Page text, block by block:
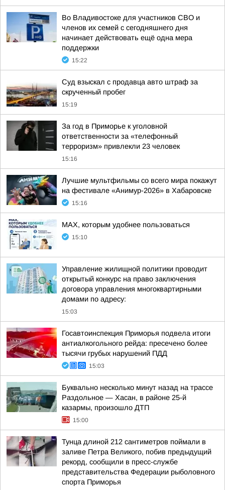
Во Владивостоке для участников СВО и
членов их семей с сегодняшнего дня
начинает действовать ещё одна мера
поддержки
15:22
Суд взыскал с продавца авто штраф за
скрученный пробег
15:19
За год в Приморье к уголовной
ответственности за «телефонный
терроризм» привлекли 23 человек
15:16
Лучшие мультфильмы со всего мира покажут
на фестивале «Анимур-2026» в Хабаровске
15:16
MAX, которым удобнее пользоваться
15:10
Управление жилищной политики проводит
открытый конкурс на право заключения
договора управления многоквартирными
домами по адресу:
15:03
Госавтоинспекция Приморья подвела итоги
антиалкогольного рейда: пресечено более
тысячи грубых нарушений ПДД
15:03
Буквально несколько минут назад на трассе
Раздольное — Хасан, в районе 25-й
казармы, произошло ДТП
15:00
Тунца длиной 212 сантиметров поймали в
заливе Петра Великого, побив предыдущий
рекорд, сообщили в пресс-службе
представительства Федерации рыболовного
спорта Приморья